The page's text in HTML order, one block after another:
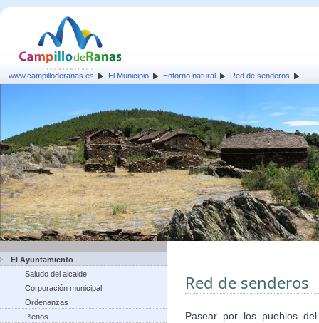
www.campilloderanas.es El Municipio Entorno natural Red de senderos
El Ayuntamiento
Saludo del alcalde
Corporación municipal
Ordenanzas
Plenos
Red de senderos
Pasear por los pueblos